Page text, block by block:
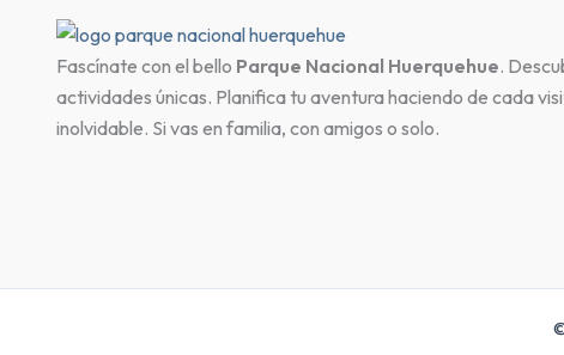
Fascínate con el bello Parque Nacional Huerquehue.
actividades únicas. Planifica tu aventura haciendo de cada
inolvidable. Si vas en familia, con amigos o solo.